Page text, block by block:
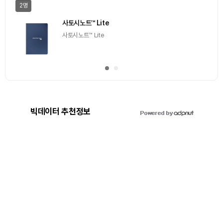
일반
[Episode 12] IXO™2024 참여하고, 2억원 상당 에어
드랍 받자!
빅데이터 추천정보